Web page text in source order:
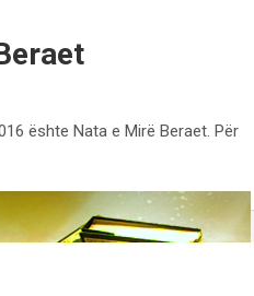
ështe Nata e Mirë Beraet. Për